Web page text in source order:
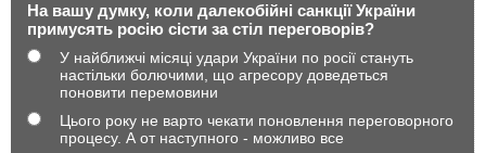
На вашу думку, коли далекобійні санкції України
примусять росію сісти за стіл переговорів?
У найближчі місяці удари України по росії стануть
настільки болючими, що агресору доведеться
поновити перемовини
Цього року не варто чекати поновлення переговорного
процесу. А от наступного - можливо все